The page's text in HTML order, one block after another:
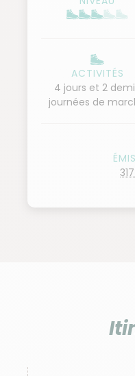
de séjour, nous
ACTIVITÉS
4 jours et 2
journées de